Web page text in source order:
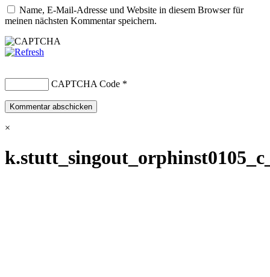
Name, E-Mail-Adresse und Website in diesem Browser für
meinen nächsten Kommentar speichern.
CAPTCHA Code *
×